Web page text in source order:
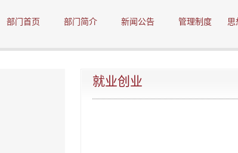
部门首页 部门简介 新闻公告 管理制度 思
就业创业